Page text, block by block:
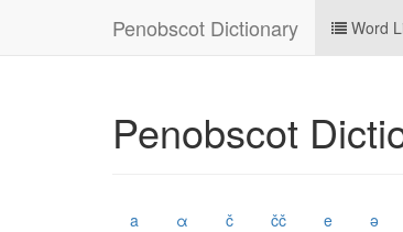
Penobscot Dictionary Word
Penobscot
a α č čč e ə